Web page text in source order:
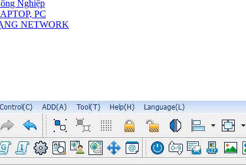
Nghiệp
PC
NETWORK